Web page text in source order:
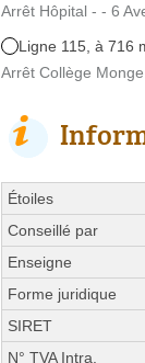
Arrêt Hôpital - - 6
Ligne 115, à 716
Arrêt Collège
Étoiles
Conseillé par
Enseigne
Forme juridique
SIRET
N° TVA Intra.